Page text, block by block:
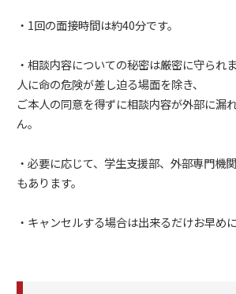
・1回の面接時間は約40分です。
・相談内容についての秘密は厳密に守られ
人に命の危険が差し迫る場面を除き、
ご本人の同意を得ずに相談内容が外部に漏
ん。
・必要に応じて、学生支援部、外部専門機
もあります。
・キャンセルする場合は出来るだけお早め